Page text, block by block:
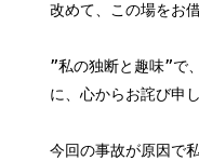
改めて、この場をお
”私の独断と趣味”で
に、心からお詫び申
今回の事故が原因で